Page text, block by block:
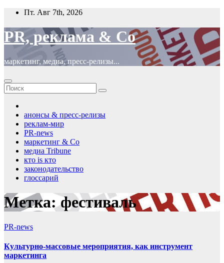
Перейти
содержимому
Пт. Авг 7th, 2026
PR, реклама & Co
маркетинг, медиа, пресс-релизы...
анонсы & пресс-релизы
реклам-мир
PR-news
маркетинг & Co
медиа Tribune
кто is кто
законодательство
глоссарий
Метка:фестиваль
PR-news
Культурно-массовые мероприятия, как инструмент
маркетинга